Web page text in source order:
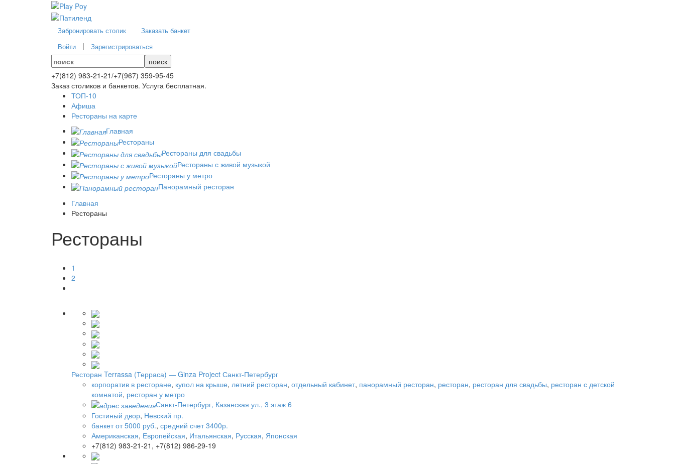
Забронировать столик
Заказать банкет
Войти
| Зарегистрироваться
поиск
+7(812) 983-21-21/+7(967) 359-95-45
Заказ столиков и банкетов. Услуга бесплатная.
ТОП-10
Афиша
Рестораны на карте
Главная
Рестораны
Рестораны для свадьбы
Рестораны с живой музыкой
Рестораны у метро
Панорамный ресторан
Главная
Рестораны
Рестораны
1
2
Ресторан Terrassa (Терраса) — Ginza Project Санкт-Петербург
корпоратив в ресторане, купол на крыше, летний ресторан, отдельный кабинет, панорамный ресторан, ресторан, ресторан для свадьбы, ресторан с детской
комнатой, ресторан у метро
Санкт-Петербург, Казанская ул., 3 этаж 6
Гостиный двор, Невский пр.
банкет от 5000 руб., средний счет 3400р.
Американская, Европейская, Итальянская, Русская, Японская
+7(812) 983-21-21, +7(812) 986-29-19